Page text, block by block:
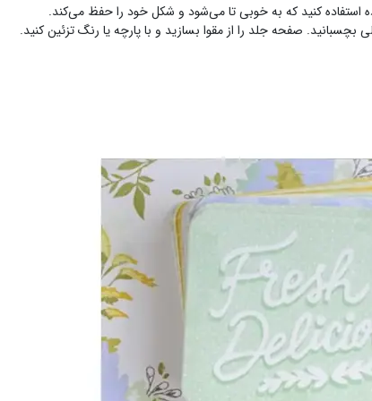
استفاده کنید که به خوبی تا می‌شود و شکل خود را حفظ می‌کند.
صفحه جلد را از مقوا بسازید و با پارچه یا رنگ تزئین کنید.